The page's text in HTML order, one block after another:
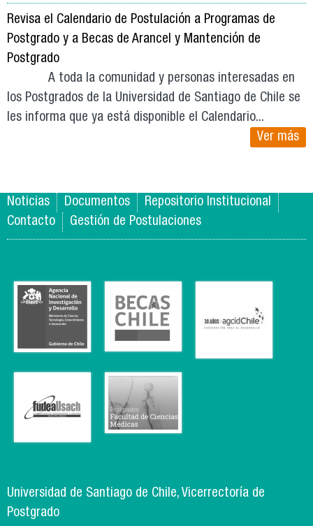
Revisa el Calendario de Postulación a Programas de
Postgrado y a Becas de Arancel y Mantención de
Postgrado
A toda la comunidad y personas interesadas en
los Postgrados de la Universidad de Santiago de Chile se
les informa que ya está disponible el Calendario...
Ver más
Noticias Documentos
Repositorio Institucional
Contacto
Gestión de Postulaciones
Universidad de Santiago de Chile, Vicerrectoría de
Postgrado